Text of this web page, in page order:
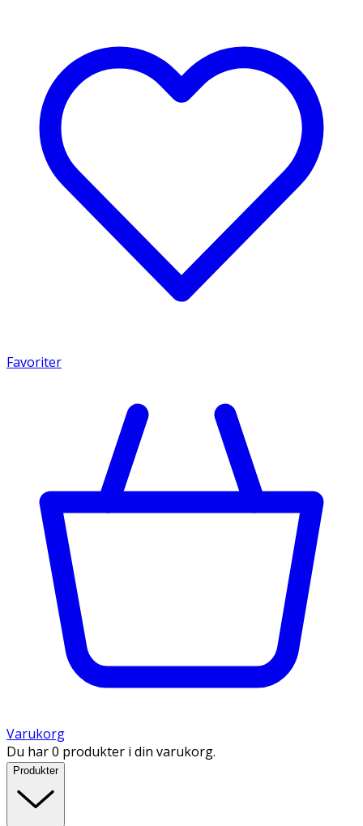
Favoriter
Varukorg
Du har 0 produkter i din varukorg.
Produkter